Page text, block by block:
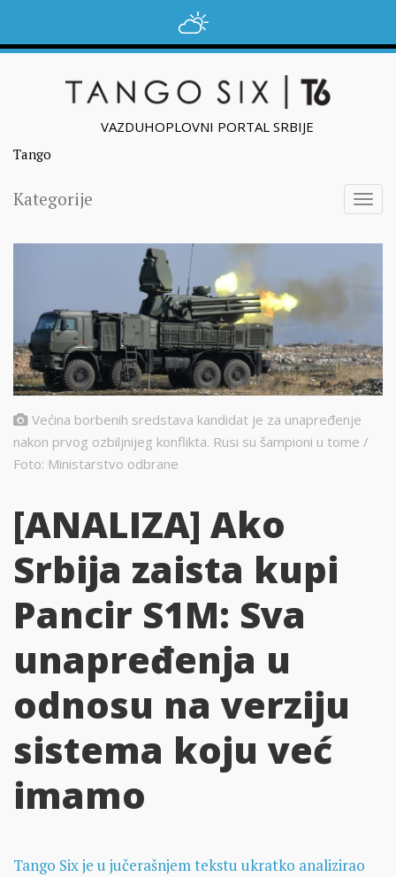
VAZDUHOPLOVNI PORTAL SRBIJE
Tango
Kategorije
Većina borbenih sredstava kandidat je za unapređenje
nakon prvog ozbiljnijeg konflikta. Rusi su šampioni u tome /
Foto: Ministarstvo odbrane
[ANALIZA] Ako
Srbija zaista kupi
Pancir S1M: Sva
unapređenja u
odnosu na verziju
sistema koju već
imamo
Tango Six je u jučerašnjem tekstu ukratko analizirao